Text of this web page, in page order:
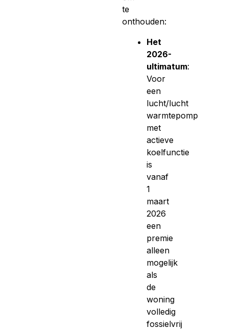
te
onthouden:
Het
2026-
ultimatum:
Voor
een
lucht/lucht
warmtepomp
met
actieve
koelfunctie
is
vanaf
1
maart
2026
een
premie
alleen
mogelijk
als
de
woning
volledig
fossielvrij